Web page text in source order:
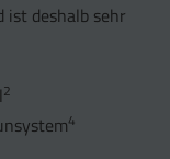
ist deshalb sehr
2
4